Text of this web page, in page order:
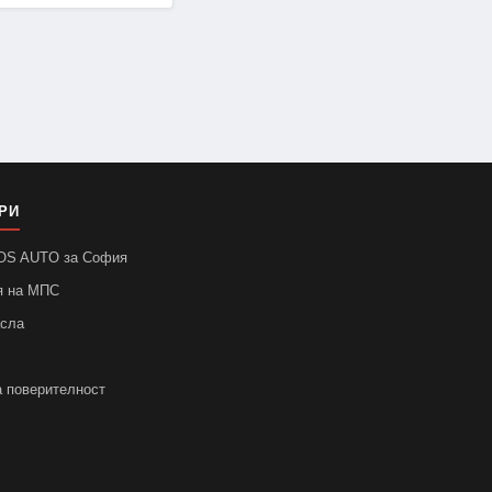
AUTO за София
на МПС
поверителност